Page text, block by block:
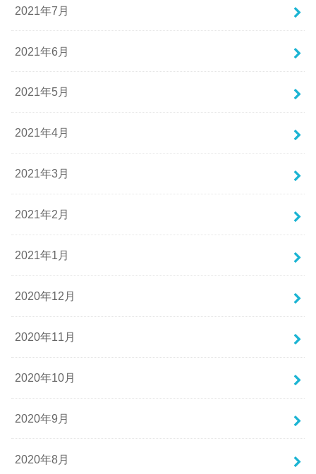
2021年7月
2021年6月
2021年5月
2021年4月
2021年3月
2021年2月
2021年1月
2020年12月
2020年11月
2020年10月
2020年9月
2020年8月